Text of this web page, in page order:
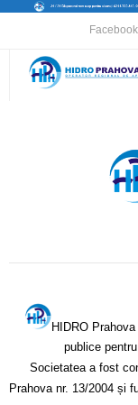
Facebook
Anunțuri lucrări /
Guvernanță
Informații de
HIDRO Prahova
publice
Societatea a fost
Prahova nr. 13/2004 și